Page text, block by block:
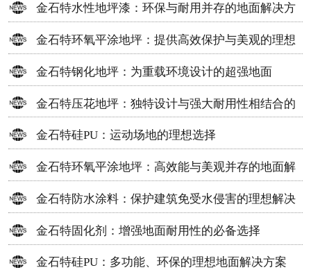
金石特水性地坪漆：环保与耐用并存的地面解决方
案
金石特环氧平涂地坪：提供高效保护与美观的理想
选择
金石特钢化地坪：为重载环境设计的超强地面
金石特压花地坪：独特设计与强大耐用性相结合的
地面材料
金石特硅PU：运动场地的理想选择
金石特环氧平涂地坪：高效能与美观并存的地面解
决方案
金石特防水涂料：保护建筑免受水侵害的理想解决
方案
金石特固化剂：增强地面耐用性的必备选择
金石特硅PU：多功能、环保的理想地面解决方案